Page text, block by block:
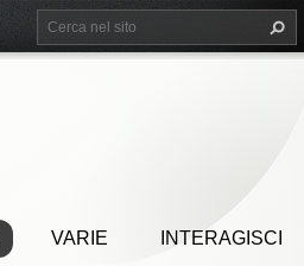
VARIE INTERAGISCI